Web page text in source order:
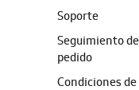
Soporte
Seguimiento
pedido
Condiciones de